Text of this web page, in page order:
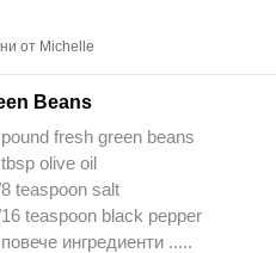
от Michelle
Beans
fresh green beans
olive oil
teaspoon salt
teaspoon black pepper
ингредиенти .....